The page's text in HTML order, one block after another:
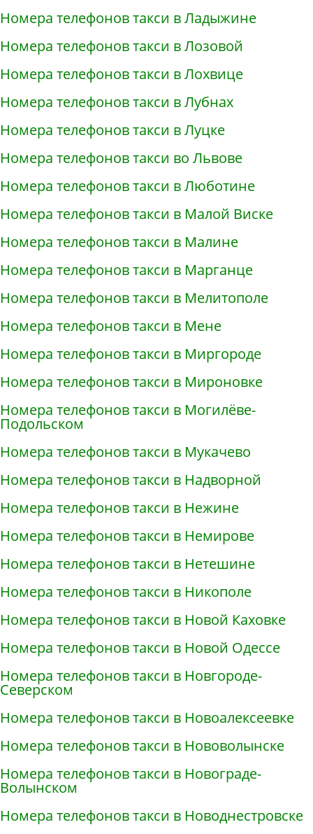
Номера телефонов такси в Ладыжине
Номера телефонов такси в Лозовой
Номера телефонов такси в Лохвице
Номера телефонов такси в Лубнах
Номера телефонов такси в Луцке
Номера телефонов такси во Львове
Номера телефонов такси в Люботине
Номера телефонов такси в Малой Виске
Номера телефонов такси в Малине
Номера телефонов такси в Марганце
Номера телефонов такси в Мелитополе
Номера телефонов такси в Мене
Номера телефонов такси в Миргороде
Номера телефонов такси в Мироновке
Номера телефонов такси в Могилёве-
Подольском
Номера телефонов такси в Мукачево
Номера телефонов такси в Надворной
Номера телефонов такси в Нежине
Номера телефонов такси в Немирове
Номера телефонов такси в Нетешине
Номера телефонов такси в Никополе
Номера телефонов такси в Новой Каховке
Номера телефонов такси в Новой Одессе
Номера телефонов такси в Новгороде-
Северском
Номера телефонов такси в Новоалексеевке
Номера телефонов такси в Нововолынске
Номера телефонов такси в Новограде-
Волынском
Номера телефонов такси в Новоднестровске